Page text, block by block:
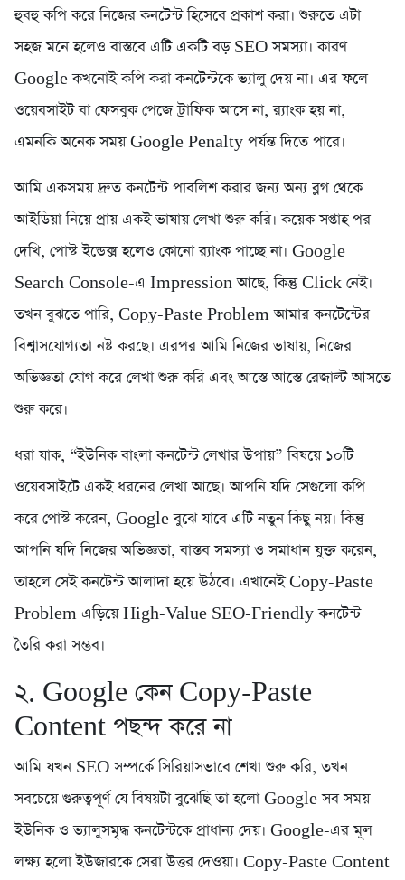
হুবহু কপি করে নিজের কনটেন্ট হিসেবে প্রকাশ করা। শুরুতে এটা
সহজ মনে হলেও বাস্তবে এটি একটি বড় SEO সমস্যা। কারণ
Google কখনোই কপি করা কনটেন্টকে ভ্যালু দেয় না। এর ফলে
ওয়েবসাইট বা ফেসবুক পেজে ট্রাফিক আসে না, র‍্যাংক হয় না,
এমনকি অনেক সময় Google Penalty পর্যন্ত দিতে পারে।
আমি একসময় দ্রুত কনটেন্ট পাবলিশ করার জন্য অন্য ব্লগ থেকে
আইডিয়া নিয়ে প্রায় একই ভাষায় লেখা শুরু করি। কয়েক সপ্তাহ পর
দেখি, পোস্ট ইন্ডেক্স হলেও কোনো র‍্যাংক পাচ্ছে না। Google
Search Console-এ Impression আছে, কিন্তু Click নেই।
তখন বুঝতে পারি, Copy-Paste Problem আমার কনটেন্টের
বিশ্বাসযোগ্যতা নষ্ট করছে। এরপর আমি নিজের ভাষায়, নিজের
অভিজ্ঞতা যোগ করে লেখা শুরু করি এবং আস্তে আস্তে রেজাল্ট আসতে
শুরু করে।
ধরা যাক, “ইউনিক বাংলা কনটেন্ট লেখার উপায়” বিষয়ে ১০টি
ওয়েবসাইটে একই ধরনের লেখা আছে। আপনি যদি সেগুলো কপি
করে পোস্ট করেন, Google বুঝে যাবে এটি নতুন কিছু নয়। কিন্তু
আপনি যদি নিজের অভিজ্ঞতা, বাস্তব সমস্যা ও সমাধান যুক্ত করেন,
তাহলে সেই কনটেন্ট আলাদা হয়ে উঠবে। এখানেই Copy-Paste
Problem এড়িয়ে High-Value SEO-Friendly কনটেন্ট
তৈরি করা সম্ভব।
২. Google কেন Copy-Paste
Content পছন্দ করে না
আমি যখন SEO সম্পর্কে সিরিয়াসভাবে শেখা শুরু করি, তখন
সবচেয়ে গুরুত্বপূর্ণ যে বিষয়টা বুঝেছি তা হলো Google সব সময়
ইউনিক ও ভ্যালুসমৃদ্ধ কনটেন্টকে প্রাধান্য দেয়। Google-এর মূল
লক্ষ্য হলো ইউজারকে সেরা উত্তর দেওয়া। Copy-Paste Content